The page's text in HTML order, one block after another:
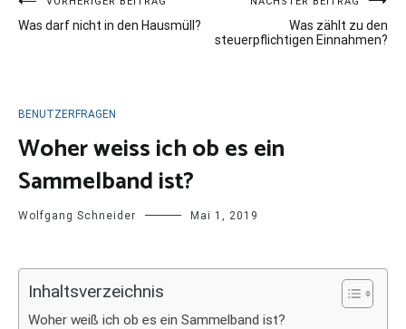
Beitragsnavigation
Was darf nicht in den Hausmüll?
Was zählt zu den
steuerpflichtigen Einnahmen?
BENUTZERFRAGEN
Woher weiss ich ob es ein
Sammelband ist?
Wolfgang Schneider Mai 1, 2019
Inhaltsverzeichnis
Woher weiß ich ob es ein Sammelband ist?